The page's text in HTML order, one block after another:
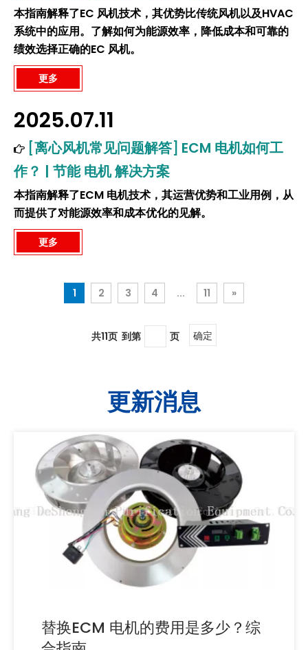
本指南解释了EC 风机技术，其优势比传统风机以及HVAC
系统中的应用。了解如何为能源效率，降低成本和可靠的
绩效选择正确的EC 风机。
更多
[离心风机常见问题解答] ECM 电机如何工
作？ | 节能 电机 解决方案
本指南解释了ECM 电机技术，其运营优势和工业用例，从
而提供了对能源效率和成本优化的见解。
2025.07.11
更多
1 2 3 4 ... 11 »
共11页 到第 页 确定
更新消息
替换ECM 电机的费用是多少？综